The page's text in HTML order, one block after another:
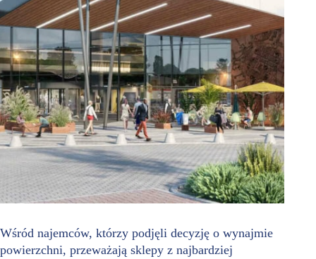
Wśród najemców, którzy podjęli decyzję o wynajmie
powierzchni, przeważają sklepy z najbardziej